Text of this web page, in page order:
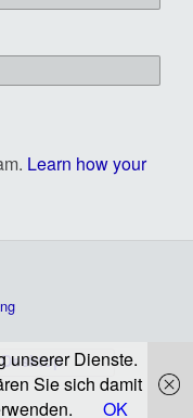
Learn how your
Desktop
unserer Dienste.
Sie sich damit
OK